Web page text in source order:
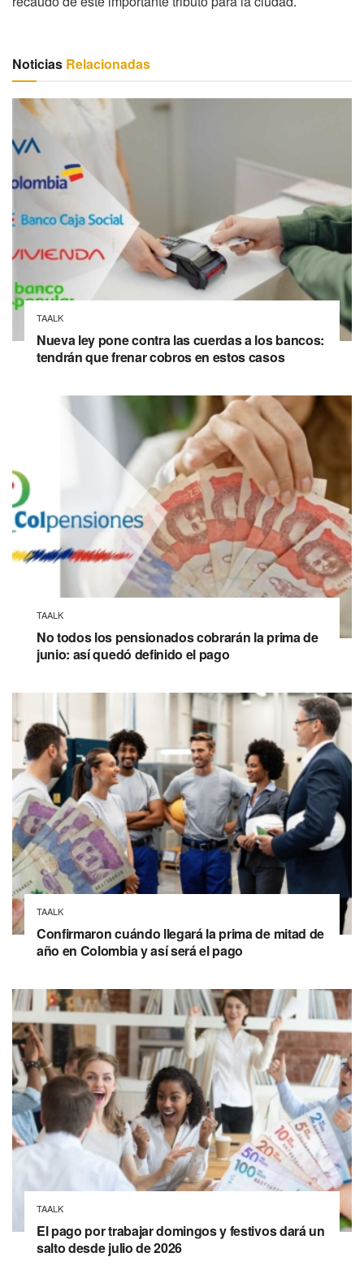
Noticias Relacionadas
TAALK
Nueva ley pone contra las cuerdas a los bancos:
tendrán que frenar cobros en estos casos
TAALK
No todos los pensionados cobrarán la prima de
junio: así quedó definido el pago
TAALK
Confirmaron cuándo llegará la prima de mitad de
año en Colombia y así será el pago
TAALK
El pago por trabajar domingos y festivos dará un
salto desde julio de 2026